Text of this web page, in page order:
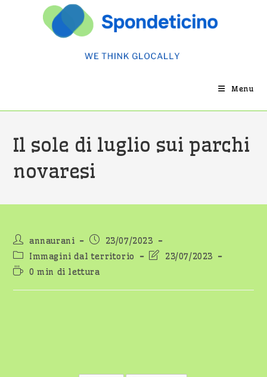
Menu
Il sole di luglio sui parchi
novaresi
Autore
dell'articolo:
annaurani
Articolo
pubblicato:
23/07/2023
Categoria
dell'articolo:
Immagini dal territorio
Ultima23/07/2023
Tempo
lettura:
0 min di lettura